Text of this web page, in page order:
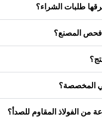
طلبات الشراء؟
فحص المصنع؟
المخصصة؟
من الفولاذ المقاوم للصدأ؟